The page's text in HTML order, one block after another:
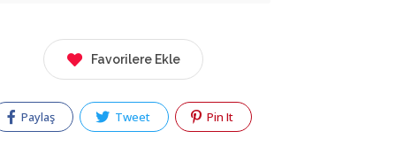
Favorilere Ekle
Paylaş Tweet Pin It